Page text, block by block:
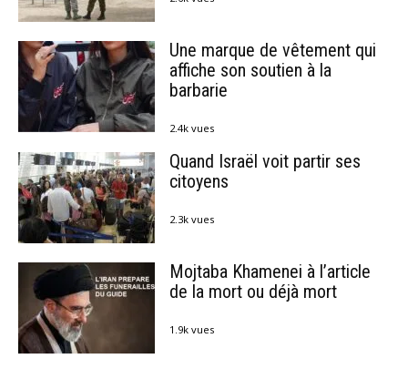
Une marque de vêtement qui
affiche son soutien à la
barbarie
2.4k vues
Quand Israël voit partir ses
citoyens
2.3k vues
Mojtaba Khamenei à l’article
de la mort ou déjà mort
1.9k vues